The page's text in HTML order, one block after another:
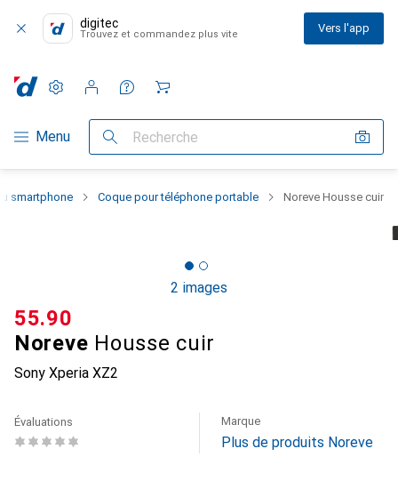
digitec
Trouvez et commandez plus vite Vers l'app
Navigation par catégorie
Menu Recherche
Paramètres
Compte client
Listes de comparaison
Listes d'envies
Panier
smartphone Coque pour téléphone portable Noreve Housse cuir
2 images
Noreve Housse cuir
Sony Xperia XZ2
CHF
55.90
Évaluations Marque
Plus de produits Noreve